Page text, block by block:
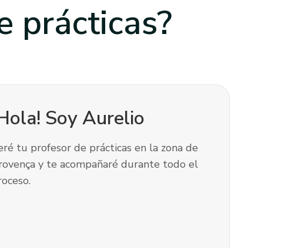
prácticas?
SoyAurelio
tu profesor de prácticas en la zona de
y te acompañaré durante todo el